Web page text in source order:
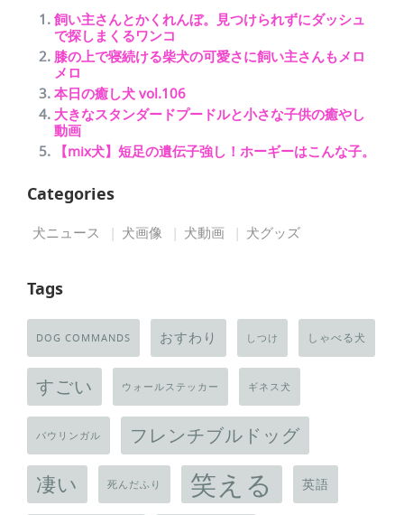
飼い主さんとかくれんぼ。見つけられずにダッシュ
で探しまくるワンコ
膝の上で寝続ける柴犬の可愛さに飼い主さんもメロ
メロ
本日の癒し犬 vol.106
大きなスタンダードプードルと小さな子供の癒やし
動画
【mix犬】短足の遺伝子強し！ホーギーはこんな子。
Categories
犬ニュース 犬画像 犬動画 犬グッズ
Tags
DOG COMMANDS おすわり しつけ しゃべる犬
すごい ウォールステッカー ギネス犬
バウリンガル フレンチブルドッグ
凄い 死んだふり 笑える 英語